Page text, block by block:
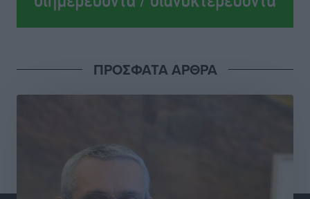
ΠΡΟΣΦΑΤΑ ΑΡΘΡΑ